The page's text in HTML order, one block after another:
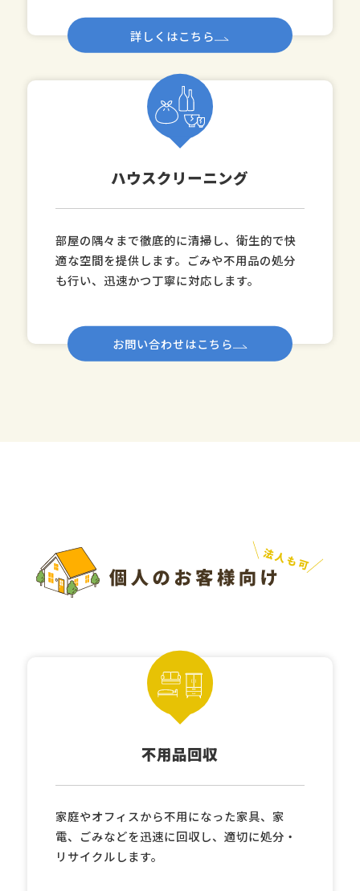
詳しくはこちら
ハウスクリーニング
部屋の隅々まで徹底的に清掃し、衛生的で快
適な空間を提供します。ごみや不用品の処分
も行い、迅速かつ丁寧に対応します。
お問い合わせはこちら
不用品回収
家庭やオフィスから不用になった家具、家
電、ごみなどを迅速に回収し、適切に処分・
リサイクルします。